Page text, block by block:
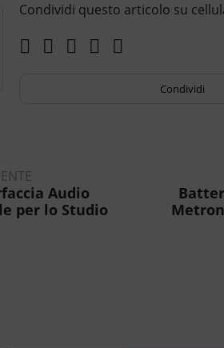
Condividi questo articolo su
Condividi
Audio
per lo Studio